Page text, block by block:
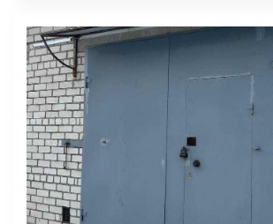
приміщення • кабінет директора •
потужність 4 кВТ Гарне місце для
(магазин, аптека, салон, офіс тощо).
розташування та прохідна локація.
.